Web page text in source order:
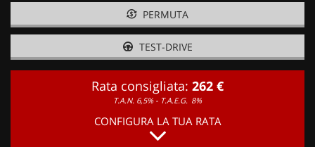
PERMUTA
TEST-DRIVE
Rata consigliata: 262 €
T.A.N. 6,5% - T.A.E.G. 8%
CONFIGURA LA TUA RATA